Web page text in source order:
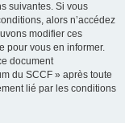
suivantes. Si vous
alors n’accédez
modifier ces
pour vous en informer.
document
du SCCF » après toute
lié par les conditions